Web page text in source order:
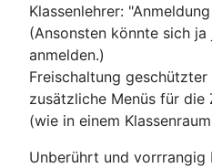
Klassenlehrer:
(Ansonsten könnte sich ja
anmelden.)
Freischaltung
zusätzliche Menüs für die
(wie in einem
Unberührt und vorrrangig